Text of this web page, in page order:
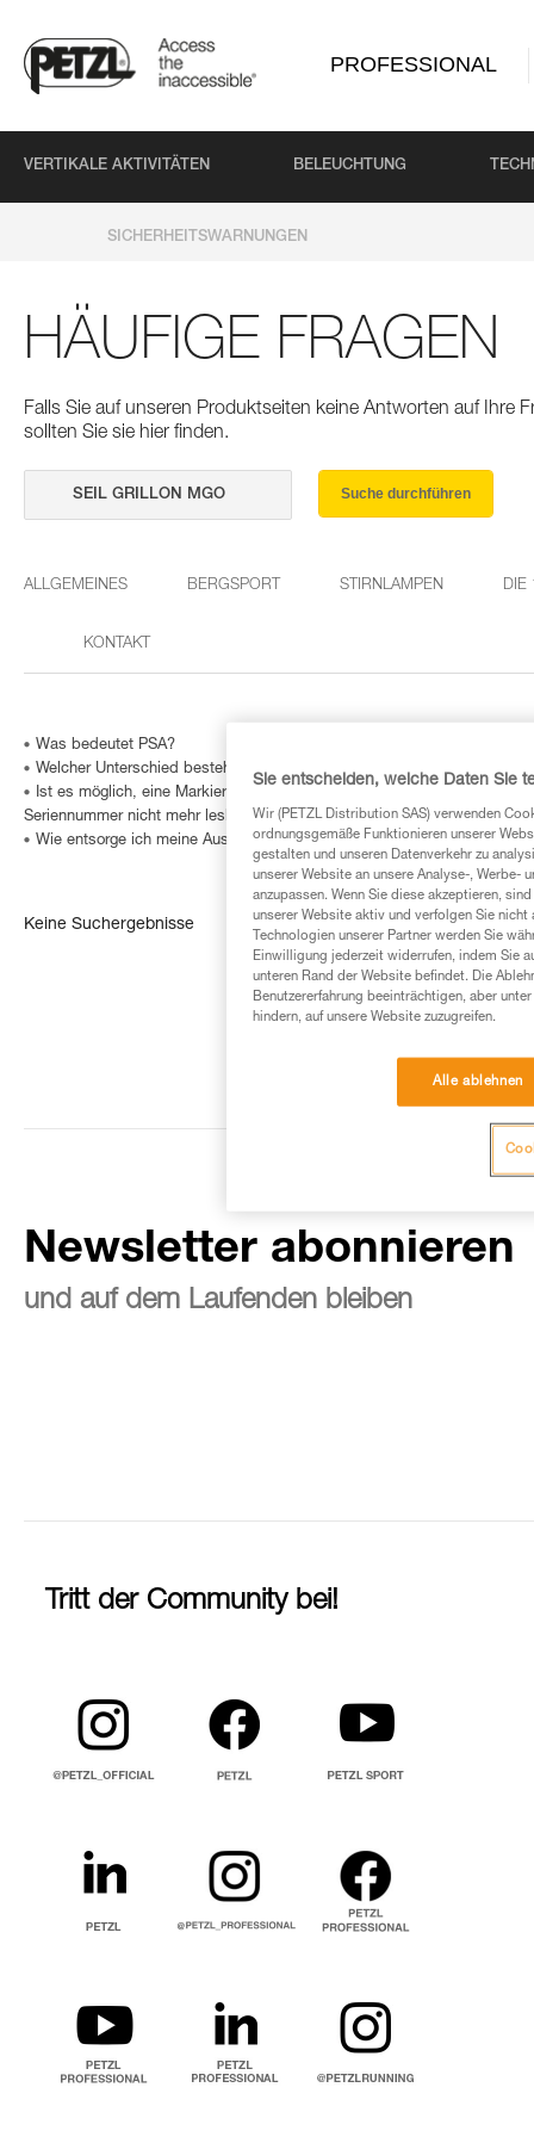
PROFESSIONAL
VERTIKALE AKTIVITÄTEN BELEUCHTUNG
SICHERHEITSWARNUNGEN
HÄUFIGE FRAGEN
Falls Sie auf unseren Produktseiten keine Antworten auf Ihre
sollten Sie sie hier finden.
Suche durchführen
ALLGEMEINES BERGSPORT STIRNLAMPEN DIE
KONTAKT
Was bedeutet PSA?
Welcher Unterschied besteht zwischen der linken und der rechten
Ist es möglich, eine Markierung in ein Verbindungselement
Seriennummer nicht mehr lesbar ist?
Wie entsorge ich meine Ausrüstung?
Keine Suchergebnisse
Newsletter abonnieren
und auf dem Laufenden bleiben
Tritt der Community bei!
Sie entscheiden, welche Daten Sie
Wir (PETZL Distribution SAS) verwenden
ordnungsgemäße Funktionieren unserer
gestalten und unseren Datenverkehr zu
unserer Website an unsere Analyse-, Werbe-
anzupassen. Wenn Sie diese akzeptieren,
unserer Website aktiv und verfolgen Sie
Technologien unserer Partner werden Sie
Einwilligung jederzeit widerrufen, indem Sie
unteren Rand der Website befindet. Die
Benutzererfahrung beeinträchtigen, aber
hindern, auf unsere Website zuzugreifen.
Alle ablehnen